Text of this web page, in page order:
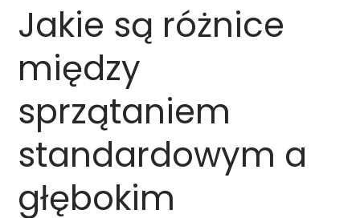
Jakie są różnice
między
sprzątaniem
standardowym a
głębokim